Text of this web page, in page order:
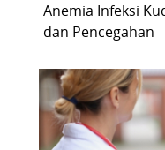
Anemia Infeksi
dan Pencegahan